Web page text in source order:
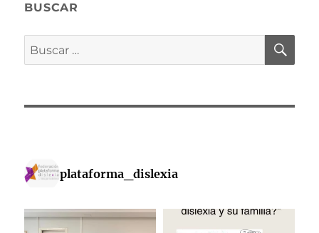
BUSCAR
Buscar
por:
plataforma_dislexia